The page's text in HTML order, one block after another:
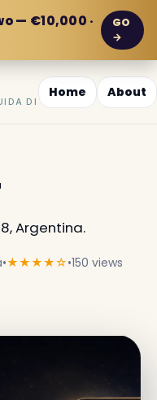
— €10,000 ·
GO
→
DI
Home About
Argentina.
•★★★★☆•150 views